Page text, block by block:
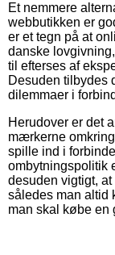
Et nemmere
webbutikken er
er et tegn på at
danske
til efterses af
Desuden tilbydes
dilemmaer i
Herudover er det
mærkerne
spille ind i
ombytningspolitik
desuden vigtigt,
således man altid
man skal købe en